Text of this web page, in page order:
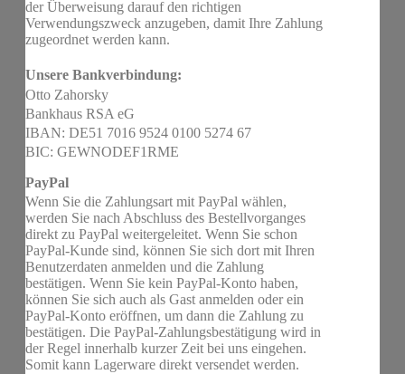
der Überweisung darauf den richtigen
Verwendungszweck anzugeben, damit Ihre Zahlung
zugeordnet werden kann.
Unsere Bankverbindung:
Otto Zahorsky
Bankhaus RSA eG
IBAN: DE51 7016 9524 0100 5274 67
BIC: GEWNODEF1RME
PayPal
Wenn Sie die Zahlungsart mit PayPal wählen,
werden Sie nach Abschluss des Bestellvorganges
direkt zu PayPal weitergeleitet. Wenn Sie schon
PayPal-Kunde sind, können Sie sich dort mit Ihren
Benutzerdaten anmelden und die Zahlung
bestätigen. Wenn Sie kein PayPal-Konto haben,
können Sie sich auch als Gast anmelden oder ein
PayPal-Konto eröffnen, um dann die Zahlung zu
bestätigen. Die PayPal-Zahlungsbestätigung wird in
der Regel innerhalb kurzer Zeit bei uns eingehen.
Somit kann Lagerware direkt versendet werden.